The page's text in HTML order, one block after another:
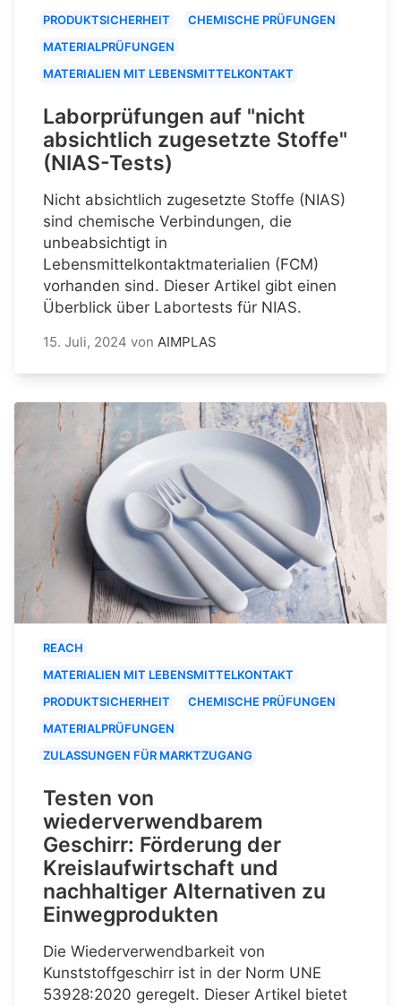
PRODUKTSICHERHEIT
CHEMISCHE PRÜFUNGEN
MATERIALPRÜFUNGEN
MATERIALIEN MIT LEBENSMITTELKONTAKT
Laborprüfungen auf "nicht
absichtlich zugesetzte Stoffe"
(NIAS-Tests)
Nicht absichtlich zugesetzte Stoffe (NIAS)
sind chemische Verbindungen, die
unbeabsichtigt in
Lebensmittelkontaktmaterialien (FCM)
vorhanden sind. Dieser Artikel gibt einen
Überblick über Labortests für NIAS.
15. Juli, 2024 von AIMPLAS
REACH
MATERIALIEN MIT LEBENSMITTELKONTAKT
PRODUKTSICHERHEIT
CHEMISCHE PRÜFUNGEN
MATERIALPRÜFUNGEN
ZULASSUNGEN FÜR MARKTZUGANG
Testen von
wiederverwendbarem
Geschirr: Förderung der
Kreislaufwirtschaft und
nachhaltiger Alternativen zu
Einwegprodukten
Die Wiederverwendbarkeit von
Kunststoffgeschirr ist in der Norm UNE
53928:2020 geregelt. Dieser Artikel bietet